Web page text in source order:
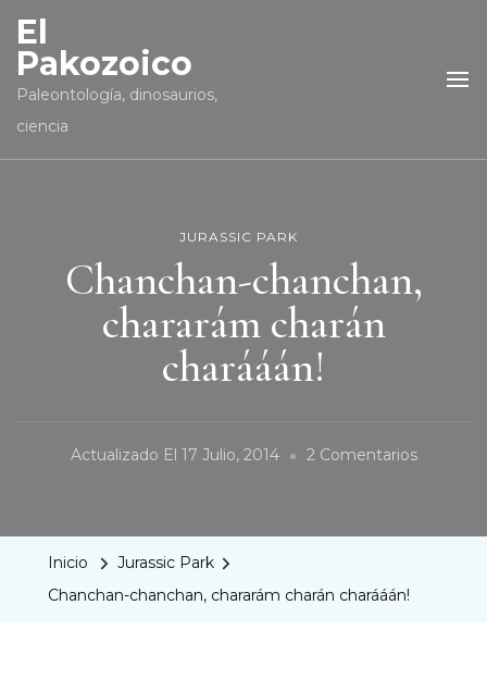
El
Pakozoico
Paleontología, dinosaurios,
ciencia
JURASSIC PARK
Chanchan-chanchan,
chararám charán
charááán!
Actualizado El 17 Julio, 2014 2 ComentariosEn
Inicio
Jurassic Park
Chanchan-chanchan, chararám charán charááán!